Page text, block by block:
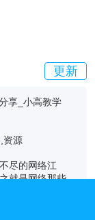
更新
享_小高教学
资源
尽的网络江
就是网络那些
最新技术QQ
地_让我们